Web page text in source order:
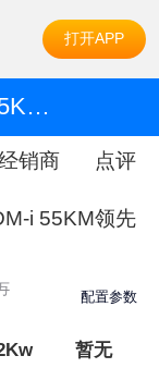
打开APP
2023款 冠军版 DM-i 55KM领先型
销商 点评
i 55KM领先
配置参数
暂无